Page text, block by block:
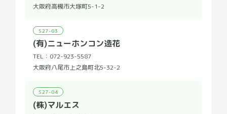
大阪府高槻市大塚町5-1-2
S27-03
(有)ニューホンコン造花
TEL： 072-923-5587
大阪府八尾市上之島町北5-32-2
S27-04
(株)マルエス